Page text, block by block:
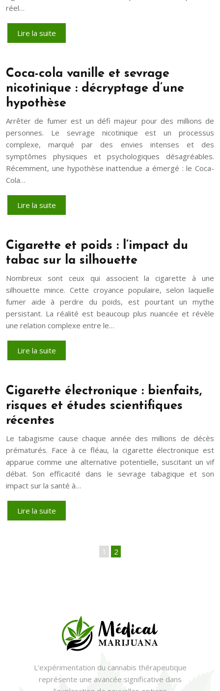
réel…
Lire la suite
Coca-cola vanille et sevrage
nicotinique : décryptage d’une
hypothèse
Arrêter de fumer est un défi majeur pour des millions de
personnes. Le sevrage nicotinique est un processus
complexe, marqué par des envies intenses et des
symptômes physiques et psychologiques désagréables.
Récemment, une hypothèse inattendue a émergé : le Coca-
Cola…
Lire la suite
Cigarette et poids : l’impact du
tabac sur la silhouette
Nombreux sont ceux qui associent la cigarette à une
silhouette mince. Cette croyance populaire, selon laquelle
fumer aide à perdre du poids, est pourtant un mythe
persistant. La réalité est beaucoup plus nuancée et révèle
une relation complexe entre le…
Lire la suite
Cigarette électronique : bienfaits,
risques et études scientifiques
récentes
Le tabagisme cause chaque année des millions de décès
prématurés. Face à ce fléau, la cigarette électronique est
apparue comme une alternative potentielle, suscitant un vif
débat. Son efficacité dans le sevrage tabagique et son
impact sur la santé à…
Lire la suite
1 2
L’expérimentation du cannabis thérapeutique
représente une avancée significative dans